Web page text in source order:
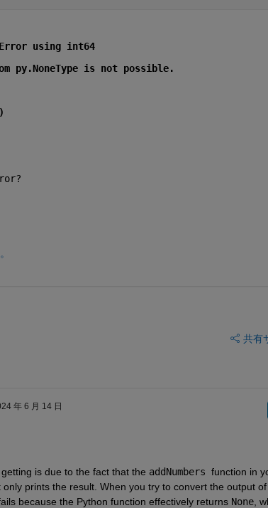
Error using int64
py.NoneType is not possible.
共有
年 6 月 14 日
is due to the fact that the addNumbers function in
prints the result. When you try to convert the output of
because the Python function effectively returns None,